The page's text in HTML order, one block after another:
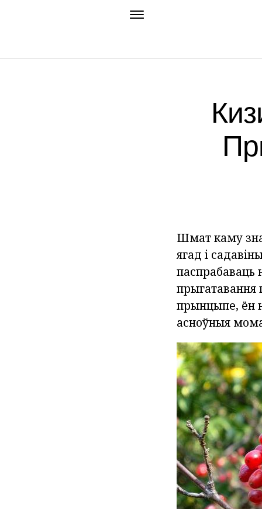
Шмат каму
ягад і
паспрабаваць
прыгатавання
прынцыпе, ён
асноўныя